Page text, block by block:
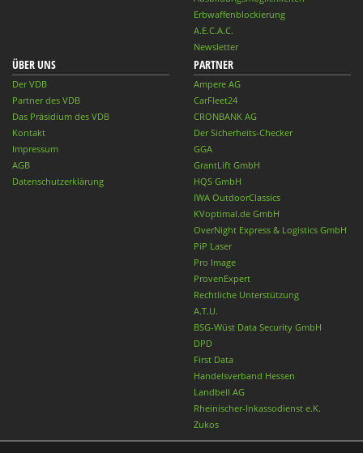
Erbwaffenblockierung
A.E.C.A.C.
Newsletter
ÜBER UNS
Der VDB
Partner des VDB
Das Präsidium des VDB
Kontakt
Impressum
AGB
Datenschutzerklärung
PARTNER
Ampere AG
CarFleet24
CRONBANK AG
Der Sicherheits-Checker
GGA
GrantLift GmbH
HQS GmbH
IWA OutdoorClassics
KVoptimal.de GmbH
OverNight Express & Logistics GmbH
PiP Laser
Pro Image
ProvenExpert
Rechtliche Unterstützung
A.T.U.
BSG-Wüst Data Security GmbH
DPD
First Data
Handelsverband Hessen
Landbell AG
Rheinischer-Inkassodienst e.K.
Zukos